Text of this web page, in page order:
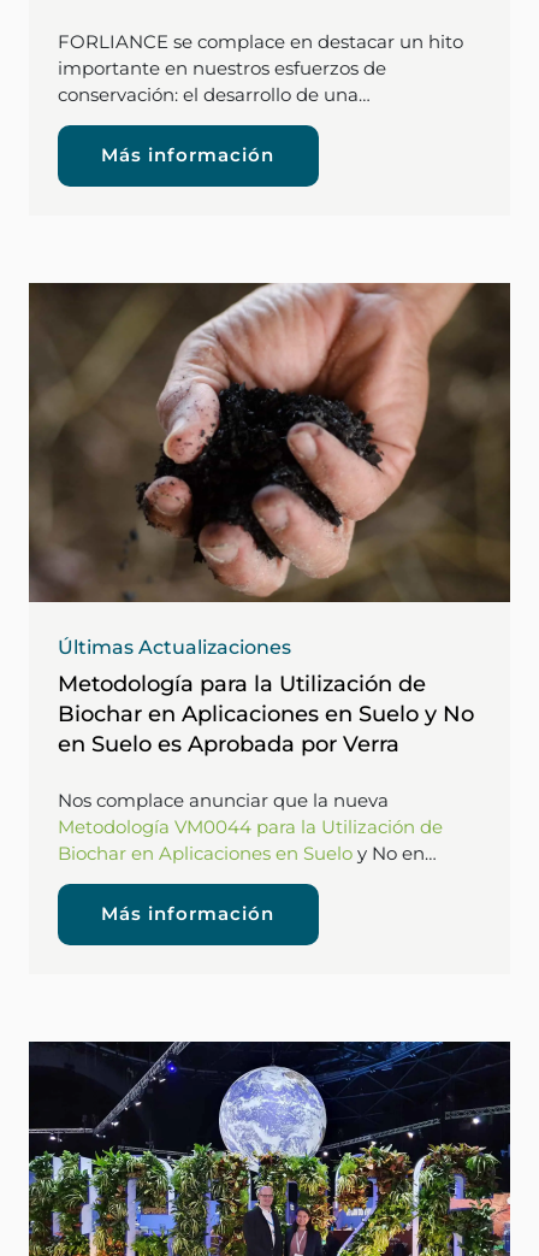
FORLIANCE se complace en destacar un hito
importante en nuestros esfuerzos de
conservación: el desarrollo de una…
Más información
Últimas Actualizaciones
Metodología para la Utilización de
Biochar en Aplicaciones en Suelo y No
en Suelo es Aprobada por Verra
Nos complace anunciar que la nueva
Metodología VM0044 para la Utilización de
Biochar en Aplicaciones en Suelo y No en…
Más información